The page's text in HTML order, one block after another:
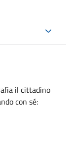
il cittadino
con sé: